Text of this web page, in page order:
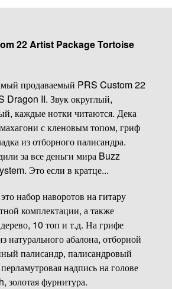
22 Artist Package Tortoise
продаваемый PRS Custom 22
Dragon II. Звук округлый,
каждые нотки читаются. Дека
с кленовым топом, гриф
из отборного палисандра.
за все деньги мира Buzz
Это если в кратце...
набор наворотов на гитару
комплектации, а также
10 топ и т.д. На грифе
натурального абалона, отборной
палисандр, палисандровый
надпись на голове
золотая фурнитура.